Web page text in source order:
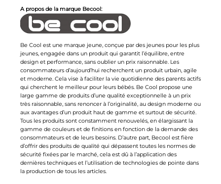
A propos de la marque Becool:
Be Cool est une marque jeune, conçue par des jeunes pour les plus
jeunes, engagée dans un produit qui garantit l’équilibre, entre
design et performance, sans oublier un prix raisonnable. Les
consommateurs d’aujourd’hui recherchent un produit urbain, agile
et moderne. Cela vise à faciliter la vie quotidienne des parents actifs
qui cherchent le meilleur pour leurs bébés. Be Cool propose une
large gamme de produits d’une qualité exceptionnelle à un prix
très raisonnable, sans renoncer à l’originalité, au design moderne ou
aux avantages d’un produit haut de gamme et surtout de sécurité.
Tous les produits sont constamment renouvelés, en élargissant la
gamme de couleurs et de finitions en fonction de la demande des
consommateurs et de leurs besoins. D’autre part, Becool est fière
d’offrir des produits de qualité qui dépassent toutes les normes de
sécurité fixées par le marché, cela est dû à l’application des
dernières techniques et l’utilisation de technologies de pointe dans
la production de tous les articles.